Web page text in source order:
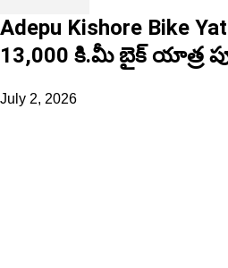
Adepu Kishore Bike
13,000 కి.మీ బైక్ యాత్ర
July 2, 2026